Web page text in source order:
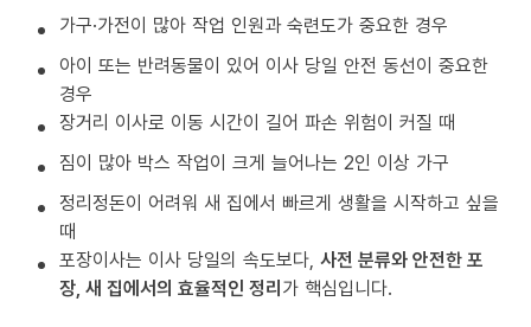
가구·가전이 많아 작업 인원과 숙련도가 중요한 경우
아이 또는 반려동물이 있어 이사 당일 안전 동선이 중요한
경우
장거리 이사로 이동 시간이 길어 파손 위험이 커질 때
짐이 많아 박스 작업이 크게 늘어나는 2인 이상 가구
정리정돈이 어려워 새 집에서 빠르게 생활을 시작하고 싶을
때
포장이사는 이사 당일의 속도보다, 사전 분류와 안전한 포
장, 새 집에서의 효율적인 정리가 핵심입니다.